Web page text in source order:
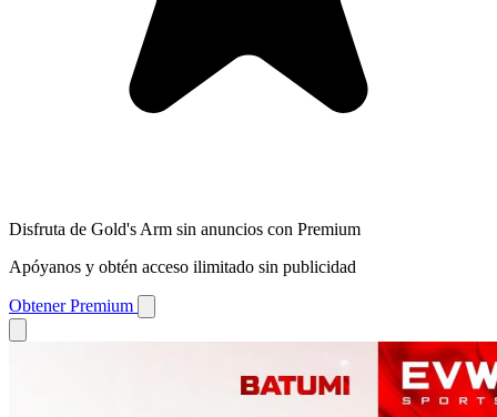
Disfruta de Gold's Arm sin anuncios con Premium
Apóyanos y obtén acceso ilimitado sin publicidad
Obtener Premium